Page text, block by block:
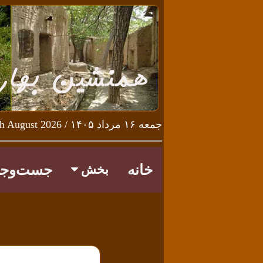
جمعه ۱۶ مرداد ۱۴۰۵ / Friday 7th August 2026
خانه بخش